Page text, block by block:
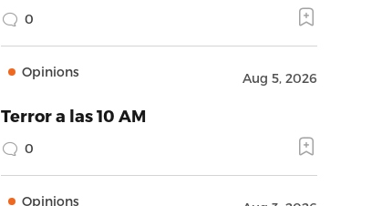
0
Opinions Aug 5, 2026
Terror a las 10 AM
0
Opinions